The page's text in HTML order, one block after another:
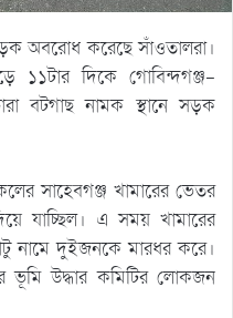
অবরোধ করেছে সাঁওতালরা।
১১টার দিকে গোবিন্দগঞ্জ-
বটগাছ নামক স্থানে সড়ক
সাহেবগঞ্জ খামারের ভেতর
যাচ্ছিল। এ সময় খামারের
নামে দুইজনকে মারধর করে।
ভূমি উদ্ধার কমিটির লোকজন